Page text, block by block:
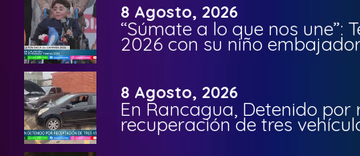
8 Agosto, 2026
“Súmate a lo que nos une”:
2026 con su niño
8 Agosto, 2026
En Rancagua, Detenido por
recuperación de tres